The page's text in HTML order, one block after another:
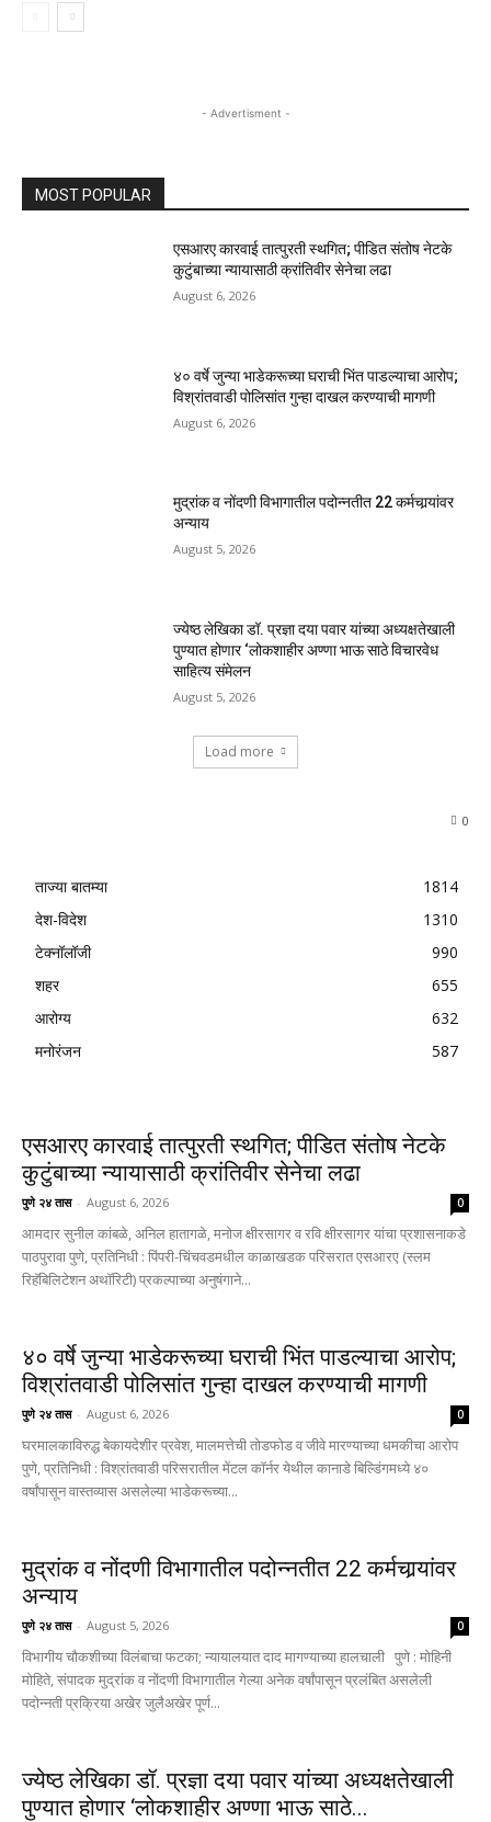
- Advertisment -
MOST POPULAR
एसआरए कारवाई तात्पुरती स्थगित; पीडित संतोष नेटके
कुटुंबाच्या न्यायासाठी क्रांतिवीर सेनेचा लढा
August 6, 2026
४० वर्षे जुन्या भाडेकरूच्या घराची भिंत पाडल्याचा आरोप;
विश्रांतवाडी पोलिसांत गुन्हा दाखल करण्याची मागणी
August 6, 2026
मुद्रांक व नोंदणी विभागातील पदोन्नतीत 22 कर्मचार्‍यांवर
अन्याय
August 5, 2026
ज्येष्ठ लेखिका डॉ. प्रज्ञा दया पवार यांच्या अध्यक्षतेखाली
पुण्यात होणार ‘लोकशाहीर अण्णा भाऊ साठे विचारवेध
साहित्य संमेलन
August 5, 2026
Load more
0
ताज्या बातम्या
1814
देश-विदेश
1310
टेक्नॉलॉजी
990
शहर
655
आरोग्य
632
मनोरंजन
587
एसआरए कारवाई तात्पुरती स्थगित; पीडित संतोष नेटके
कुटुंबाच्या न्यायासाठी क्रांतिवीर सेनेचा लढा
पुणे २४ तास - August 6, 2026 0
आमदार सुनील कांबळे, अनिल हातागळे, मनोज क्षीरसागर व रवि क्षीरसागर यांचा प्रशासनाकडे
पाठपुरावा पुणे, प्रतिनिधी : पिंपरी-चिंचवडमधील काळाखडक परिसरात एसआरए (स्लम
रिहॅबिलिटेशन अथॉरिटी) प्रकल्पाच्या अनुषंगाने...
४० वर्षे जुन्या भाडेकरूच्या घराची भिंत पाडल्याचा आरोप;
विश्रांतवाडी पोलिसांत गुन्हा दाखल करण्याची मागणी
पुणे २४ तास - August 6, 2026 0
घरमालकाविरुद्ध बेकायदेशीर प्रवेश, मालमत्तेची तोडफोड व जीवे मारण्याच्या धमकीचा आरोप
पुणे, प्रतिनिधी : विश्रांतवाडी परिसरातील मेंटल कॉर्नर येथील कानाडे बिल्डिंगमध्ये ४०
वर्षांपासून वास्तव्यास असलेल्या भाडेकरूच्या...
मुद्रांक व नोंदणी विभागातील पदोन्नतीत 22 कर्मचार्‍यांवर
अन्याय
पुणे २४ तास - August 5, 2026 0
विभागीय चौकशीच्या विलंबाचा फटका; न्यायालयात दाद मागण्याच्या हालचाली पुणे : मोहिनी
मोहिते, संपादक मुद्रांक व नोंदणी विभागातील गेल्या अनेक वर्षांपासून प्रलंबित असलेली
पदोन्नती प्रक्रिया अखेर जुलैअखेर पूर्ण...
ज्येष्ठ लेखिका डॉ. प्रज्ञा दया पवार यांच्या अध्यक्षतेखाली
पुण्यात होणार ‘लोकशाहीर अण्णा भाऊ साठे...